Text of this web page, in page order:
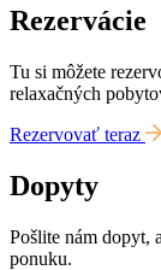
Rezervácie
Tu si môžete
relaxačných
Rezervovať teraz
Dopyty
Pošlite nám dopyt,
ponuku.